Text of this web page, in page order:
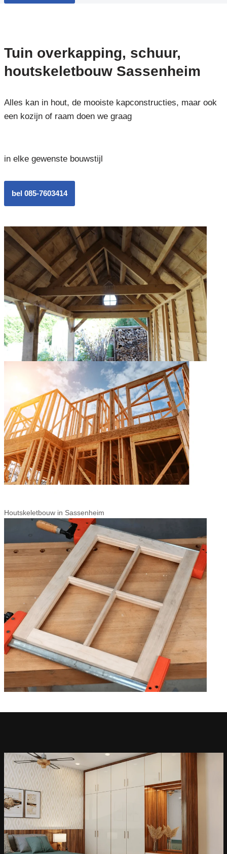
Tuin overkapping, schuur,
houtskeletbouw Sassenheim
Alles kan in hout, de mooiste kapconstructies, maar ook
een kozijn of raam doen we graag
in elke gewenste bouwstijl
bel 085-7603414
Houtskeletbouw in Sassenheim